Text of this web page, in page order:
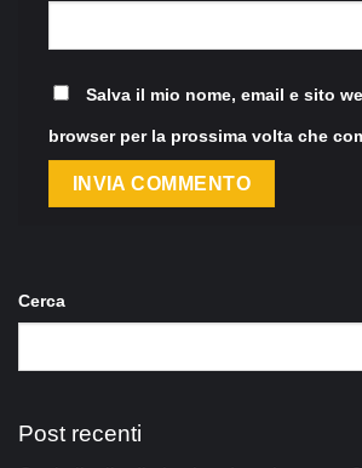
Salva il mio nome, email e sito
browser per la prossima volta che
Cerca
Post recenti